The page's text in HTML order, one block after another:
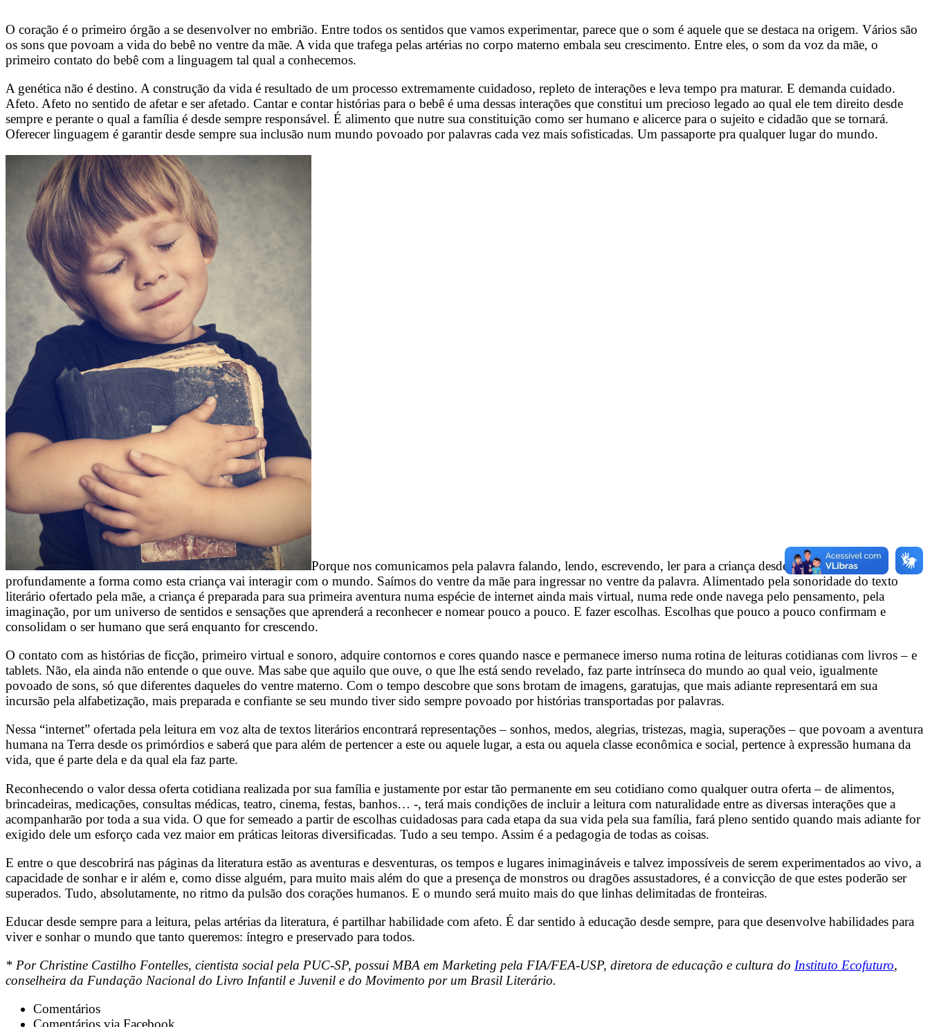
O coração é o primeiro órgão a se desenvolver no embrião. Entre todos os sentidos que vamos experimentar, parece que o som é aquele que se destaca na origem. Vários são
os sons que povoam a vida do bebê no ventre da mãe. A vida que trafega pelas artérias no corpo materno embala seu crescimento. Entre eles, o som da voz da mãe, o
primeiro contato do bebê com a linguagem tal qual a conhecemos.
A genética não é destino. A construção da vida é resultado de um processo extremamente cuidadoso, repleto de interações e leva tempo pra maturar. E demanda cuidado.
Afeto. Afeto no sentido de afetar e ser afetado. Cantar e contar histórias para o bebê é uma dessas interações que constitui um precioso legado ao qual ele tem direito desde
sempre e perante o qual a família é desde sempre responsável. É alimento que nutre sua constituição como ser humano e alicerce para o sujeito e cidadão que se tornará.
Oferecer linguagem é garantir desde sempre sua inclusão num mundo povoado por palavras cada vez mais sofisticadas. Um passaporte pra qualquer lugar do mundo.
Porque nos comunicamos pela palavra falando, lendo, escrevendo, ler para a criança desde sempre é afetar
profundamente a forma como esta criança vai interagir com o mundo. Saímos do ventre da mãe para ingressar no ventre da palavra. Alimentado pela sonoridade do texto
literário ofertado pela mãe, a criança é preparada para sua primeira aventura numa espécie de internet ainda mais virtual, numa rede onde navega pelo pensamento, pela
imaginação, por um universo de sentidos e sensações que aprenderá a reconhecer e nomear pouco a pouco. E fazer escolhas. Escolhas que pouco a pouco confirmam e
consolidam o ser humano que será enquanto for crescendo.
O contato com as histórias de ficção, primeiro virtual e sonoro, adquire contornos e cores quando nasce e permanece imerso numa rotina de leituras cotidianas com livros – e
tablets. Não, ela ainda não entende o que ouve. Mas sabe que aquilo que ouve, o que lhe está sendo revelado, faz parte intrínseca do mundo ao qual veio, igualmente
povoado de sons, só que diferentes daqueles do ventre materno. Com o tempo descobre que sons brotam de imagens, garatujas, que mais adiante representará em sua
incursão pela alfabetização, mais preparada e confiante se seu mundo tiver sido sempre povoado por histórias transportadas por palavras.
Nessa “internet” ofertada pela leitura em voz alta de textos literários encontrará representações – sonhos, medos, alegrias, tristezas, magia, superações – que povoam a aventura
humana na Terra desde os primórdios e saberá que para além de pertencer a este ou aquele lugar, a esta ou aquela classe econômica e social, pertence à expressão humana da
vida, que é parte dela e da qual ela faz parte.
Reconhecendo o valor dessa oferta cotidiana realizada por sua família e justamente por estar tão permanente em seu cotidiano como qualquer outra oferta – de alimentos,
brincadeiras, medicações, consultas médicas, teatro, cinema, festas, banhos… -, terá mais condições de incluir a leitura com naturalidade entre as diversas interações que a
acompanharão por toda a sua vida. O que for semeado a partir de escolhas cuidadosas para cada etapa da sua vida pela sua família, fará pleno sentido quando mais adiante for
exigido dele um esforço cada vez maior em práticas leitoras diversificadas. Tudo a seu tempo. Assim é a pedagogia de todas as coisas.
E entre o que descobrirá nas páginas da literatura estão as aventuras e desventuras, os tempos e lugares inimagináveis e talvez impossíveis de serem experimentados ao vivo, a
capacidade de sonhar e ir além e, como disse alguém, para muito mais além do que a presença de monstros ou dragões assustadores, é a convicção de que estes poderão ser
superados. Tudo, absolutamente, no ritmo da pulsão dos corações humanos. E o mundo será muito mais do que linhas delimitadas de fronteiras.
Educar desde sempre para a leitura, pelas artérias da literatura, é partilhar habilidade com afeto. É dar sentido à educação desde sempre, para que desenvolve habilidades para
viver e sonhar o mundo que tanto queremos: íntegro e preservado para todos.
* Por Christine Castilho Fontelles, cientista social pela PUC-SP, possui MBA em Marketing pela FIA/FEA-USP, diretora de educação e cultura do Instituto Ecofuturo,
conselheira da Fundação Nacional do Livro Infantil e Juvenil e do Movimento por um Brasil Literário.
Comentários